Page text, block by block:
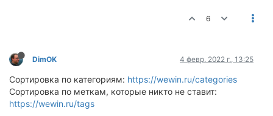
6
DimOK 4 февр. 2022 г., 13:25
Сортировка по категориям: https://wewin.ru/categories
Сортировка по меткам, которые никто не ставит:
https://wewin.ru/tags